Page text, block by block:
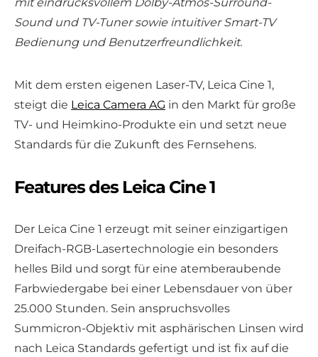
Sound und TV-Tuner sowie intuitiver Smart-TV
Bedienung und Benutzerfreundlichkeit.
Mit dem ersten eigenen Laser-TV, Leica Cine 1,
steigt die Leica Camera AG in den Markt für große
TV- und Heimkino-Produkte ein und setzt neue
Standards für die Zukunft des Fernsehens.
Features des Leica Cine 1
Der Leica Cine 1 erzeugt mit seiner einzigartigen
Dreifach-RGB-Lasertechnologie ein besonders
helles Bild und sorgt für eine atemberaubende
Farbwiedergabe bei einer Lebensdauer von über
25.000 Stunden. Sein anspruchsvolles
Summicron-Objektiv mit asphärischen Linsen wird
nach Leica Standards gefertigt und ist fix auf die